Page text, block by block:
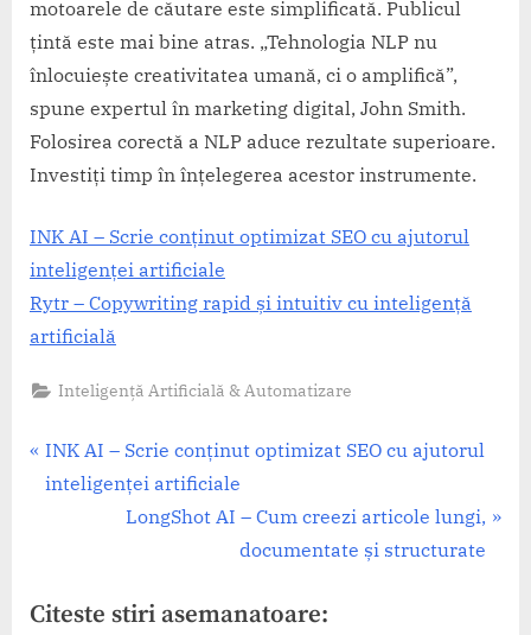
motoarele de căutare este simplificată. Publicul
țintă este mai bine atras. „Tehnologia NLP nu
înlocuiește creativitatea umană, ci o amplifică”,
spune expertul în marketing digital, John Smith.
Folosirea corectă a NLP aduce rezultate superioare.
Investiți timp în înțelegerea acestor instrumente.
INK AI – Scrie conținut optimizat SEO cu ajutorul
inteligenței artificiale
Rytr – Copywriting rapid și intuitiv cu inteligență
artificială
Inteligență Artificială & Automatizare
Navigare
P
r
o
INK AI – Scrie conținut optimizat SEO cu ajutorul
inteligenței artificiale
N
t
LongShot AI – Cum creezi articole lungi,
documentate și structurate
Citeste stiri asemanatoare: